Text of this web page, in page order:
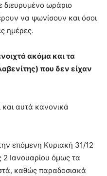
ωράριο
να ψωνίσουν και όσοι
ημέρες.
ακόμα και τα
που δεν είχαν
αυτά κανονικά
επόμενη Κυριακή 31/12
2 Ιανουαρίου όμως τα
καθώς παραδοσιακά